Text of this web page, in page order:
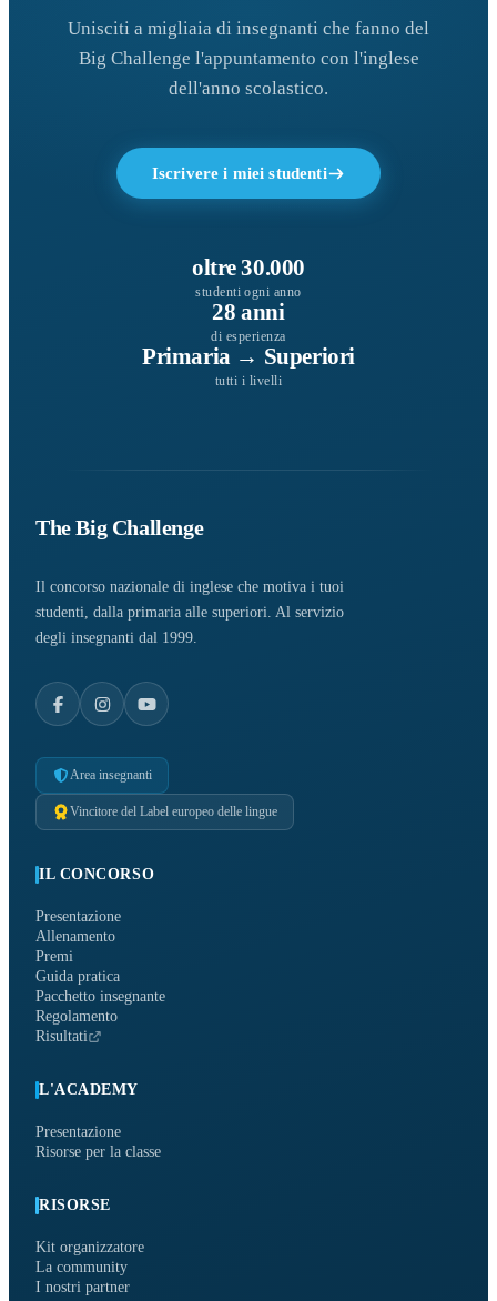
Unisciti a migliaia di insegnanti che fanno del
Big Challenge l'appuntamento con l'inglese
dell'anno scolastico.
Iscrivere i miei studenti
oltre 30.000
studenti ogni anno
28 anni
di esperienza
Primaria → Superiori
tutti i livelli
The Big Challenge
Il concorso nazionale di inglese che motiva i tuoi
studenti, dalla primaria alle superiori. Al servizio
degli insegnanti dal 1999.
Area insegnanti
Vincitore del Label europeo delle lingue
IL CONCORSO
Presentazione
Allenamento
Premi
Guida pratica
Pacchetto insegnante
Regolamento
Risultati
L'ACADEMY
Presentazione
Risorse per la classe
RISORSE
Kit organizzatore
La community
I nostri partner